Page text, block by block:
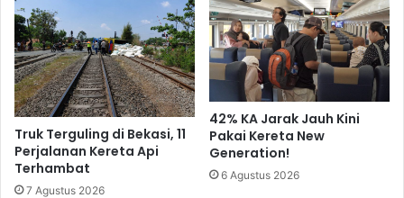
Truk Terguling di Bekasi, 11
Perjalanan Kereta Api
Terhambat
7 Agustus 2026
42% KA Jarak Jauh Kini
Pakai Kereta New
Generation!
6 Agustus 2026